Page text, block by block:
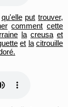
qu'elle put trouver,
comment cette
la creusa et
et la citrouille